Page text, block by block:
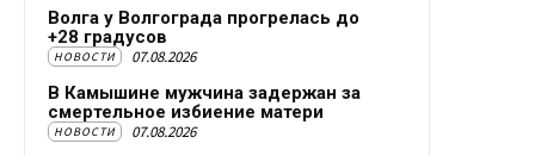
Волга у Волгограда прогрелась до
+28 градусов
НОВОСТИ 07.08.2026
В Камышине мужчина задержан за
смертельное избиение матери
НОВОСТИ 07.08.2026